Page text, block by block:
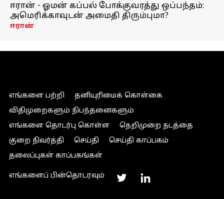
ஈரான் - ஓமன் கப்பல் போக்குவரத்து ஒப்பந்தம்:
அமெரிக்காவுடன் அமைதி திரும்புமா?
ஈரான்
எங்களை பற்றி
தனியுரிமைக் கொள்கை
விதிமுறைகளும் நிபந்தனைகளும்
எங்களை தொடர்பு கொள்ள
நெறிமுறை நடத்தை
குறை நிவர்த்தி
செய்தி
செய்தி காப்பகம்
தலைப்புகள் காப்பகங்கள்
எங்களைப் பின்தொடரவும்